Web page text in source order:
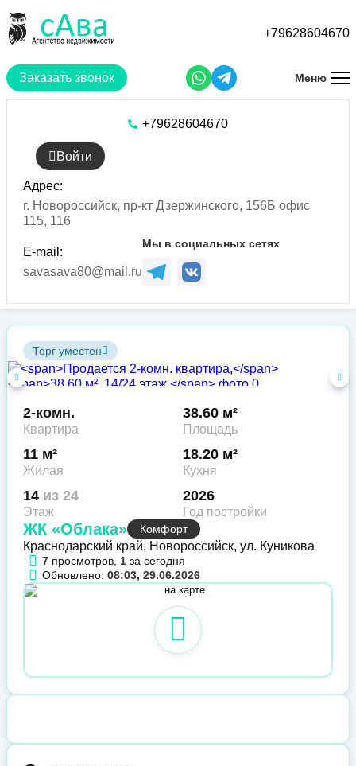
основному
Заказать звонок
+79628604670
Меню
+79628604670
Войти
Адрес:
г. Новороссийск, пр-кт Дзержинского, 156Б офис
115, 116
E-mail:
savasava80@mail.ru
Мы в социальных сетях
Торг уместен
2-комн.
Квартира
38.60 м²
Площадь
11 м²
Жилая
18.20 м²
Кухня
14 из 24
Этаж
2026
Год постройки
ЖК «Облака» Комфорт
Краснодарский край, Новороссийск, ул. Куникова
7 просмотров, 1 за сегодня
Обновлено: 08:03, 29.06.2026